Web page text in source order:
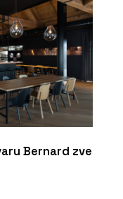
Bernard zve